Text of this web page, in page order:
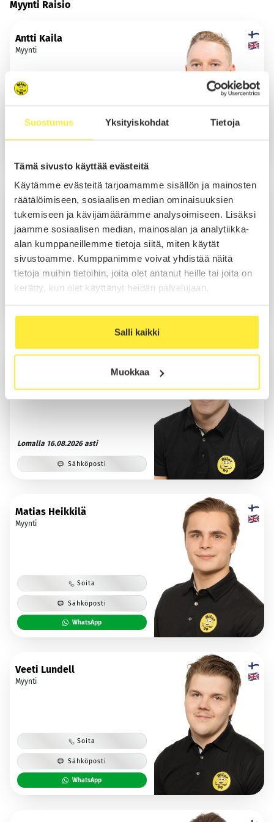
Suostumus Yksityiskohdat Tietoja
Tämä sivusto käyttää evästeitä
Käytämme evästeitä tarjoamamme sisällön ja mainosten
räätälöimiseen, sosiaalisen median ominaisuuksien
tukemiseen ja kävijämäärämme analysoimiseen. Lisäksi
jaamme sosiaalisen median, mainosalan ja analytiikka-
alan kumppaneillemme tietoja siitä, miten käytät
sivustoamme. Kumppanimme voivat yhdistää näitä
tietoja muihin tietoihin, joita olet antanut heille tai joita on
kerätty, kun olet käyttänyt heidän palvelujaan.
Salli kaikki
Muokkaa
Myynti Raisio
Antti Kaila
Myynti
Caius Manelius
Sähköposti
Veikka Lähtinen
Lomalla 16.08.2026 asti
Sähköposti
Matias Heikkilä
Myynti
Soita
Sähköposti
WhatsApp
Veeti Lundell
Myynti
Soita
Sähköposti
WhatsApp